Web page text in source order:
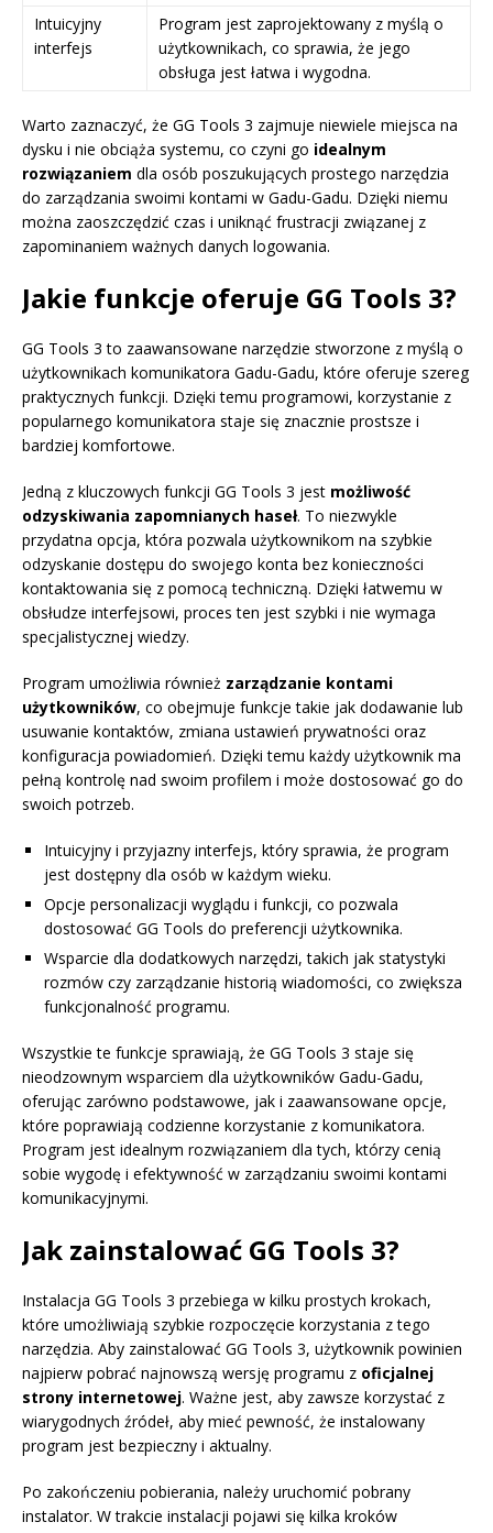
Intuicyjny
interfejs
Program jest zaprojektowany z myślą o
użytkownikach, co sprawia, że jego
obsługa jest łatwa i wygodna.
Warto zaznaczyć, że GG Tools 3 zajmuje niewiele miejsca na
dysku i nie obciąża systemu, co czyni go idealnym
rozwiązaniem dla osób poszukujących prostego narzędzia
do zarządzania swoimi kontami w Gadu-Gadu. Dzięki niemu
można zaoszczędzić czas i uniknąć frustracji związanej z
zapominaniem ważnych danych logowania.
Jakie funkcje oferuje GG Tools 3?
GG Tools 3 to zaawansowane narzędzie stworzone z myślą o
użytkownikach komunikatora Gadu-Gadu, które oferuje szereg
praktycznych funkcji. Dzięki temu programowi, korzystanie z
popularnego komunikatora staje się znacznie prostsze i
bardziej komfortowe.
Jedną z kluczowych funkcji GG Tools 3 jest możliwość
odzyskiwania zapomnianych haseł. To niezwykle
przydatna opcja, która pozwala użytkownikom na szybkie
odzyskanie dostępu do swojego konta bez konieczności
kontaktowania się z pomocą techniczną. Dzięki łatwemu w
obsłudze interfejsowi, proces ten jest szybki i nie wymaga
specjalistycznej wiedzy.
Program umożliwia również zarządzanie kontami
użytkowników, co obejmuje funkcje takie jak dodawanie lub
usuwanie kontaktów, zmiana ustawień prywatności oraz
konfiguracja powiadomień. Dzięki temu każdy użytkownik ma
pełną kontrolę nad swoim profilem i może dostosować go do
swoich potrzeb.
Intuicyjny i przyjazny interfejs, który sprawia, że program
jest dostępny dla osób w każdym wieku.
Opcje personalizacji wyglądu i funkcji, co pozwala
dostosować GG Tools do preferencji użytkownika.
Wsparcie dla dodatkowych narzędzi, takich jak statystyki
rozmów czy zarządzanie historią wiadomości, co zwiększa
funkcjonalność programu.
Wszystkie te funkcje sprawiają, że GG Tools 3 staje się
nieodzownym wsparciem dla użytkowników Gadu-Gadu,
oferując zarówno podstawowe, jak i zaawansowane opcje,
które poprawiają codzienne korzystanie z komunikatora.
Program jest idealnym rozwiązaniem dla tych, którzy cenią
sobie wygodę i efektywność w zarządzaniu swoimi kontami
komunikacyjnymi.
Jak zainstalować GG Tools 3?
Instalacja GG Tools 3 przebiega w kilku prostych krokach,
które umożliwiają szybkie rozpoczęcie korzystania z tego
narzędzia. Aby zainstalować GG Tools 3, użytkownik powinien
najpierw pobrać najnowszą wersję programu z oficjalnej
strony internetowej. Ważne jest, aby zawsze korzystać z
wiarygodnych źródeł, aby mieć pewność, że instalowany
program jest bezpieczny i aktualny.
Po zakończeniu pobierania, należy uruchomić pobrany
instalator. W trakcie instalacji pojawi się kilka kroków